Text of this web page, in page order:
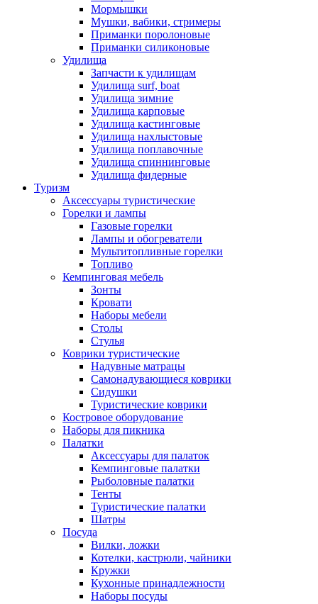
Мормышки
Мушки, вабики, стримеры
Приманки поролоновые
Приманки силиконовые
Удилища
Запчасти к удилищам
Удилища surf, boat
Удилища зимние
Удилища карповые
Удилища кастинговые
Удилища нахлыстовые
Удилища поплавочные
Удилища спиннинговые
Удилища фидерные
Туризм
Аксессуары туристические
Горелки и лампы
Газовые горелки
Лампы и обогреватели
Мультитопливные горелки
Топливо
Кемпинговая мебель
Зонты
Кровати
Наборы мебели
Столы
Стулья
Коврики туристические
Надувные матрацы
Самонадувающиеся коврики
Сидушки
Туристические коврики
Костровое оборудование
Наборы для пикника
Палатки
Аксессуары для палаток
Кемпинговые палатки
Рыболовные палатки
Тенты
Туристические палатки
Шатры
Посуда
Вилки, ложки
Котелки, кастрюли, чайники
Кружки
Кухонные принадлежности
Наборы посуды